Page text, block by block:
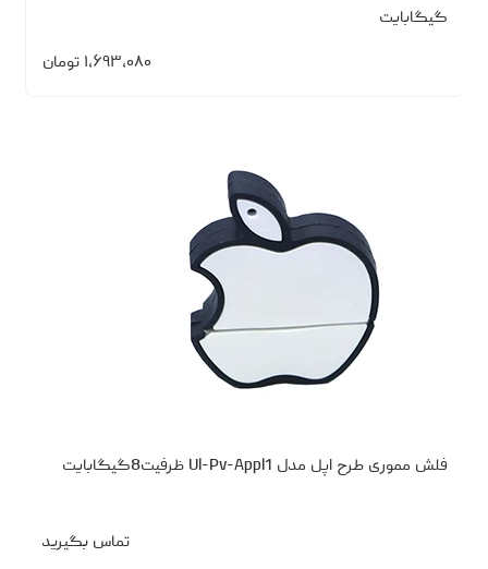
گیگابایت
۱،۶۹۳،۰۸۰ تومان
فلش مموری طرح اپل مدل Ul-Pv-Appl1 ظرفیت8گیگابایت
تماس بگیرید